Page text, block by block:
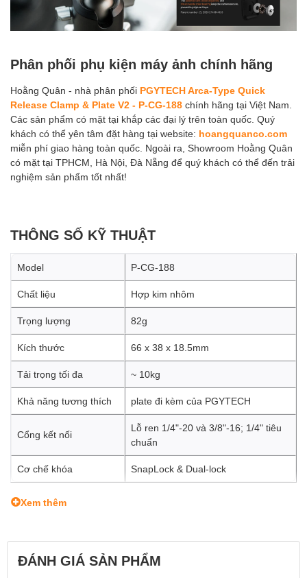
Phân phối phụ kiện máy ảnh chính hãng
Hoằng Quân - nhà phân phối PGYTECH Arca-Type Quick
Release Clamp & Plate V2 - P-CG-188 chính hãng tại Việt Nam.
Các sản phẩm có mặt tại khắp các đại lý trên toàn quốc. Quý
khách có thể yên tâm đặt hàng tại website: hoangquanco.com
miễn phí giao hàng toàn quốc. Ngoài ra, Showroom Hoằng Quân
có mặt tại TPHCM, Hà Nội, Đà Nẵng để quý khách có thể đến trải
nghiệm sản phẩm tốt nhất!
THÔNG SỐ KỸ THUẬT
Model P-CG-188
Chất liệu Hợp kim nhôm
Trọng lượng 82g
Kích thước 66 x 38 x 18.5mm
Tải trọng tối đa ~ 10kg
Khả năng tương thích plate đi kèm của PGYTECH
Cổng kết nối
Lỗ ren 1/4"-20 và 3/8"-16; 1/4" tiêu
chuẩn
Cơ chế khóa SnapLock & Dual-lock
Xem thêm
ĐÁNH GIÁ SẢN PHẨM